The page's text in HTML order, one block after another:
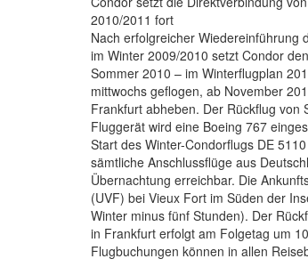
2010/2011 fort
Nach erfolgreicher Wiedereinführung
im Winter 2009/2010 setzt Condor
Sommer 2010 – im Winterflugplan
mittwochs geflogen, ab November
Frankfurt abheben. Der Rückflug von
Fluggerät wird eine Boeing 767
Start des Winter-Condorflugs DE
sämtliche Anschlussflüge aus
Übernachtung erreichbar. Die
(UVF) bei Vieux Fort im Süden der
Winter minus fünf Stunden). Der
in Frankfurt erfolgt am Folgetag um
Flugbuchungen können in allen